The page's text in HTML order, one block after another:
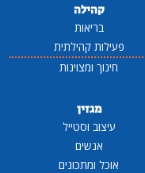
קהילה
בריאות
פעילות קהילתית
חינוך ומצוינות
מגזין
עיצוב וסטייל
אנשים
אוכל ומתכונים